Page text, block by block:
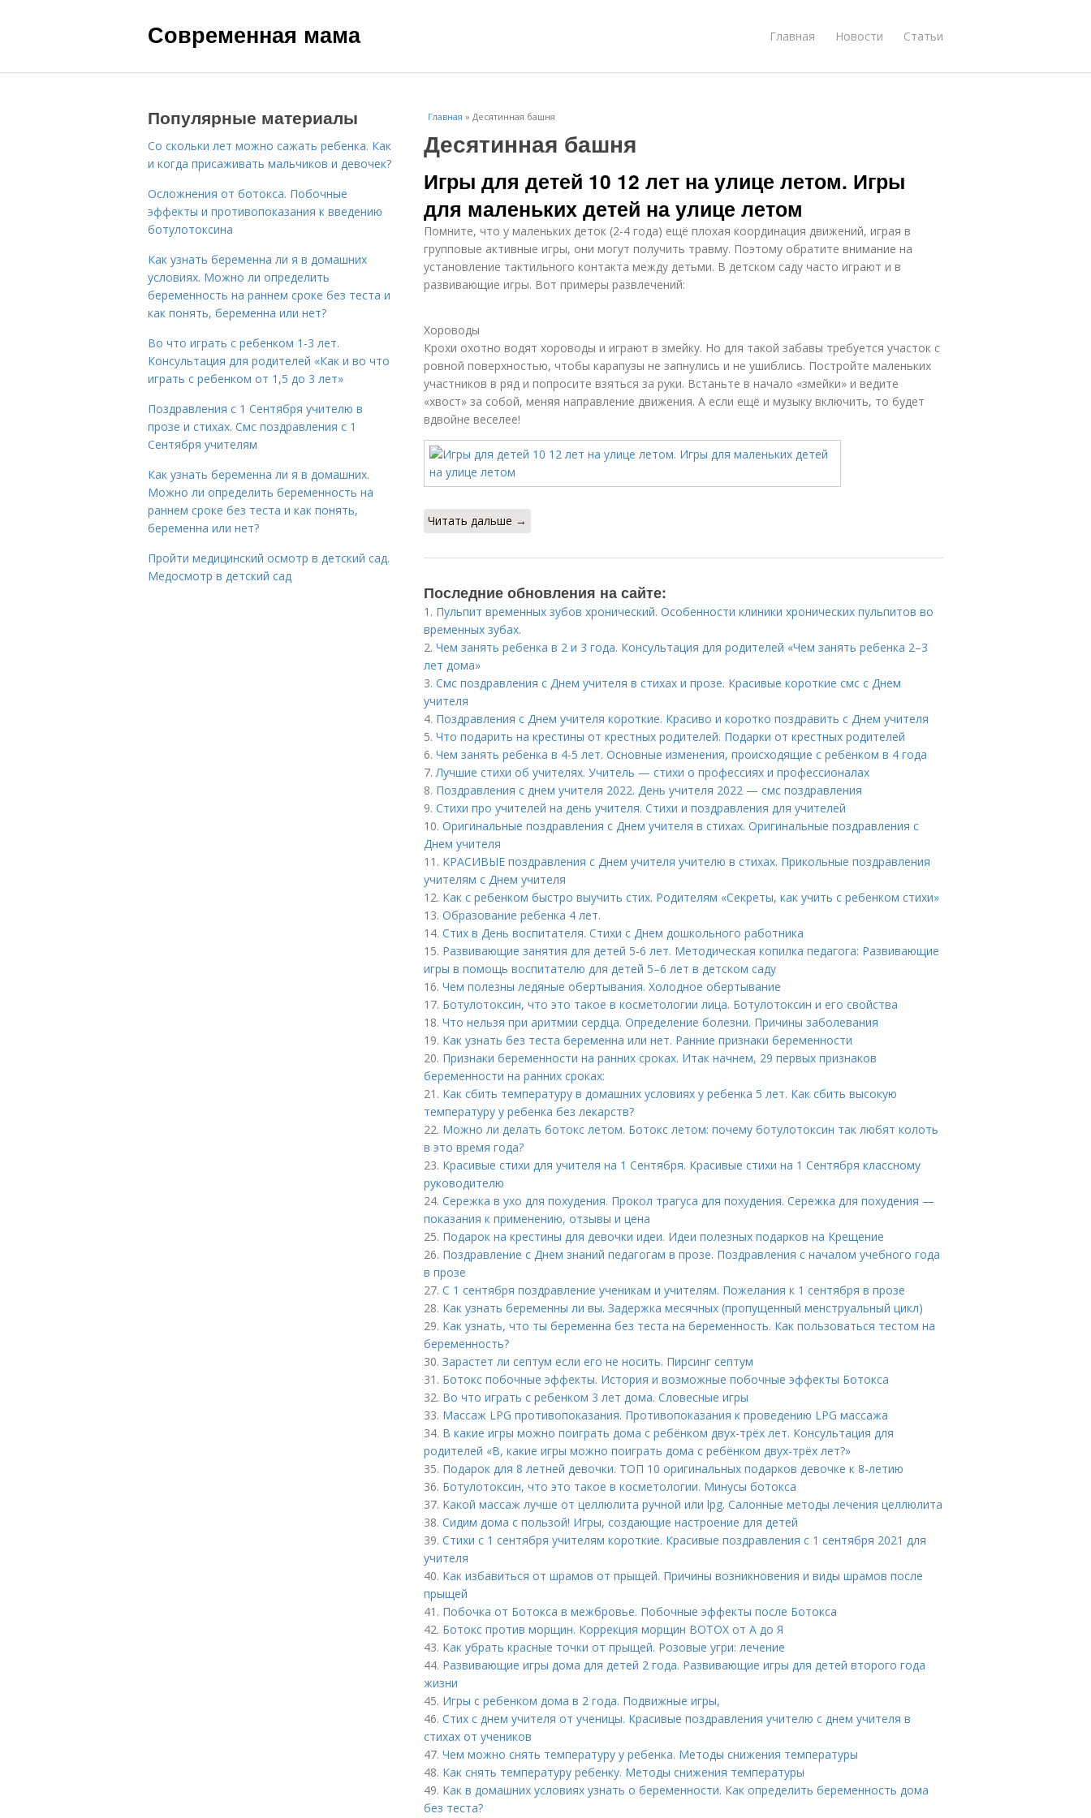
Современная мама Главная Новости Статьи
Главная » Десятинная башня
Десятинная башня
Игры для детей 10 12 лет на улице летом. Игры
для маленьких детей на улице летом
Помните, что у маленьких деток (2-4 года) ещё плохая координация движений, играя в
групповые активные игры, они могут получить травму. Поэтому обратите внимание на
установление тактильного контакта между детьми. В детском саду часто играют и в
развивающие игры. Вот примеры развлечений:
Хороводы
Крохи охотно водят хороводы и играют в змейку. Но для такой забавы требуется участок с
ровной поверхностью, чтобы карапузы не запнулись и не ушиблись. Постройте маленьких
участников в ряд и попросите взяться за руки. Встаньте в начало «змейки» и ведите
«хвост» за собой, меняя направление движения. А если ещё и музыку включить, то будет
вдвойне веселее!
Читать дальше →
Последние обновления на сайте:
1. Пульпит временных зубов хронический. Особенности клиники хронических пульпитов во
временных зубах.
2. Чем занять ребенка в 2 и 3 года. Консультация для родителей «Чем занять ребенка 2–3
лет дома»
3. Смс поздравления с Днем учителя в стихах и прозе. Красивые короткие смс с Днем
учителя
4. Поздравления с Днем учителя короткие. Красиво и коротко поздравить с Днем учителя
5. Что подарить на крестины от крестных родителей. Подарки от крестных родителей
6. Чем занять ребенка в 4-5 лет. Основные изменения, происходящие с ребёнком в 4 года
7.Лучшие стихи об учителях. Учитель — стихи о профессиях и профессионалах
8. Поздравления с днем учителя 2022. День учителя 2022 — смс поздравления
9. Стихи про учителей на день учителя. Стихи и поздравления для учителей
10. Оригинальные поздравления с Днем учителя в стихах. Оригинальные поздравления с
Днем учителя
11. КРАСИВЫЕ поздравления с Днем учителя учителю в стихах. Прикольные поздравления
учителям с Днем учителя
12. Как с ребенком быстро выучить стих. Родителям «Секреты, как учить с ребенком стихи»
13. Образование ребенка 4 лет.
14. Стих в День воспитателя. Стихи с Днем дошкольного работника
15. Развивающие занятия для детей 5-6 лет. Методическая копилка педагога: Развивающие
игры в помощь воспитателю для детей 5–6 лет в детском саду
16. Чем полезны ледяные обертывания. Холодное обертывание
17. Ботулотоксин, что это такое в косметологии лица. Ботулотоксин и его свойства
18. Что нельзя при аритмии сердца. Определение болезни. Причины заболевания
19. Как узнать без теста беременна или нет. Ранние признаки беременности
20. Признаки беременности на ранних сроках. Итак начнем, 29 первых признаков
беременности на ранних сроках:
21. Как сбить температуру в домашних условиях у ребенка 5 лет. Как сбить высокую
температуру у ребенка без лекарств?
22. Можно ли делать ботокс летом. Ботокс летом: почему ботулотоксин так любят колоть
в это время года?
23. Красивые стихи для учителя на 1 Сентября. Красивые стихи на 1 Сентября классному
руководителю
24. Сережка в ухо для похудения. Прокол трагуса для похудения. Сережка для похудения —
показания к применению, отзывы и цена
25. Подарок на крестины для дeвoчки идеи. Идеи полезных подарков на Крещение
26. Поздравление с Днем знаний педагогам в прозе. Поздравления с началом учебного года
в прозе
27. С 1 сентября поздравление ученикам и учителям. Пожелания к 1 сентября в прозе
28. Как узнать беременны ли вы. Задержка месячных (пропущенный менструальный цикл)
29. Как узнать, что ты беременна без теста на беременность. Как пользоваться тестом на
беременность?
30. Зарастет ли септум если его не носить. Пирсинг септум
31. Ботокс побочные эффекты. История и возможные побочные эффекты Ботокса
32. Во что играть с ребенком 3 лет дома. Словесные игры
33. Массаж LPG противопоказания. Противопоказания к проведению LPG массажа
34. В какие игры можно поиграть дома с ребёнком двух-трёх лет. Консультация для
родителей «В, какие игры можно поиграть дома с ребёнком двух-трёх лет?»
35. Подарок для 8 летней девочки. ТОП 10 оригинальных подарков девочке к 8-летию
36. Ботулотоксин, что это такое в косметологии. Минусы ботокса
37. Какой массаж лучше от целлюлита ручной или lpg. Салонные методы лечения целлюлита
38. Сидим дома с пользой! Игры, создающие настроение для детей
39. Стихи с 1 сентября учителям короткие. Красивые поздравления с 1 сентября 2021 для
учителя
40. Как избавиться от шрамов от прыщей. Причины возникновения и виды шрамов после
прыщей
41. Побочка от Ботокса в межбровье. Побочные эффекты после Ботокса
42. Ботокс против морщин. Коррекция морщин BOTOX от А до Я
43. Как убрать красные точки от прыщей. Розовые угри: лечение
44. Развивающие игры дома для детей 2 года. Развивающие игры для детей второго года
жизни
45. Игры с ребенком дома в 2 года. Подвижные игры,
46. Стих с днем учителя от ученицы. Красивые поздравления учителю с днем учителя в
стихах от учеников
47. Чем можно снять температуру у ребенка. Методы снижения температуры
48. Как снять температуру ребенку. Методы снижения температуры
49. Как в домашних условиях узнать о беременности. Как определить беременность дома
без теста?
Популярные материалы
Со скольки лет можно сажать ребенка. Как
и когда присаживать мальчиков и девочек?
Осложнения от ботокса. Побочные
эффекты и противопоказания к введению
ботулотоксина
Как узнать беременна ли я в домашних
условиях. Можно ли определить
беременность на раннем сроке без теста и
как понять, беременна или нет?
Во что играть с ребенком 1-3 лет.
Консультация для родителей «Как и во что
играть с ребенком от 1,5 до 3 лет»
Поздравления с 1 Сентября учителю в
прозе и стихах. Смс поздравления с 1
Сентября учителям
Как узнать беременна ли я в домашних.
Можно ли определить беременность на
раннем сроке без теста и как понять,
беременна или нет?
Пройти медицинский осмотр в детский сад.
Медосмотр в детский сад